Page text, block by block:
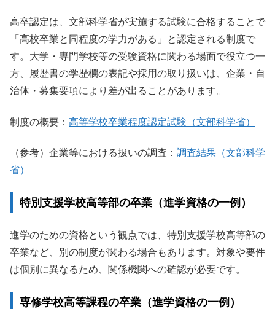
高卒認定は、文部科学省が実施する試験に合格することで
「高校卒業と同程度の学力がある」と認定される制度で
す。大学・専門学校等の受験資格に関わる場面で役立つ一
方、履歴書の学歴欄の表記や採用の取り扱いは、企業・自
治体・募集要項により差が出ることがあります。
制度の概要： 高等学校卒業程度認定試験（文部科学省）
（参考）企業等における扱いの調査： 調査結果（文部科学
省）
特別支援学校高等部の卒業（進学資格の一例）
進学のための資格という観点では、特別支援学校高等部の
卒業など、別の制度が関わる場合もあります。対象や要件
は個別に異なるため、関係機関への確認が必要です。
専修学校高等課程の卒業（進学資格の一例）